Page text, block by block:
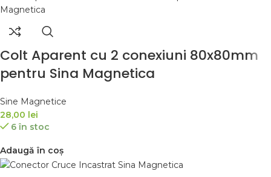
Colt Aparent cu 2 conexiuni 80x80mm
pentru Sina Magnetica
Sine Magnetice
28,00 lei
6 în stoc
Adaugă în coș